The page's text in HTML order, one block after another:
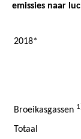
emissies naar
2018*
Broeikasgassen
Totaal